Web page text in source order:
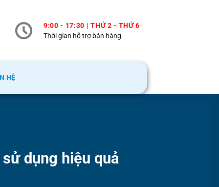
9:00 - 17:30 | THỨ 2 - THỨ 6
Thời gian hỗ trợ bán hàng
HỆ
dụng hiệu quả